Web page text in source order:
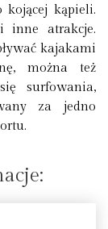
kojącej kąpieli.
inne atrakcje.
kajakami
można też
surfowania,
za jedno